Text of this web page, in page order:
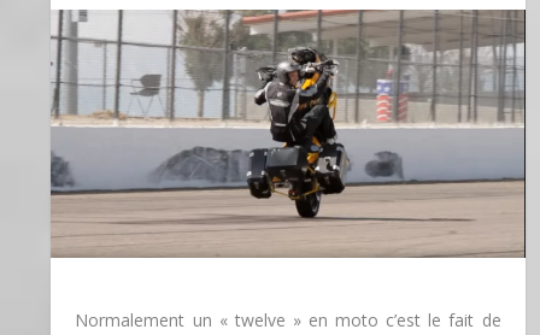
Normalement un « twelve » en moto c’est le fait de